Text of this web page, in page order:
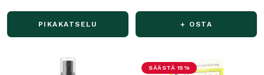
PIKAKATSELU + OSTA
SÄÄSTÄ 15%